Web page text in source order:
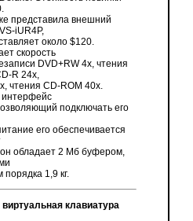
представила внешний
iUR4P,
около $120.
скорость
DVD+RW 4x, чтения
R 24x,
чтения CD-ROM 40x.
интерфейс
подключать его
его обеспечивается
обладает 2 Мб буфером,
1,9 кг.
клавиатура